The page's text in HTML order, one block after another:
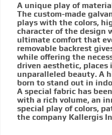
A unique play of
The custom-made
plays with the colors,
character of the design
ultimate comfort that
removable backrest
while offering the
driven aesthetic, places
unparalleled beauty. A
born to stand out in
A special fabric has
with a rich volume, an
special play of colors,
the company Kallergis